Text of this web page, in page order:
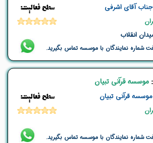
شماره نمایندگان با موسسه تماس بگیرید.
​​سطح فعالیت:
انقلاب
​جناب آقای اشرفی
​​سطح فعالیت: موسسه قرآنی تبیان
شماره نمایندگان با موسسه تماس بگیرید.
موسسه قرآنی تبیان